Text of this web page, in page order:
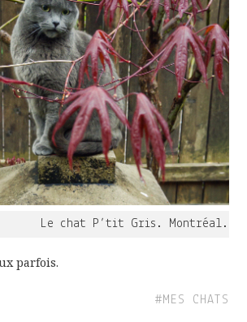
Le chat P’tit Gris. Montréal.
parfois.
#MES CHATS